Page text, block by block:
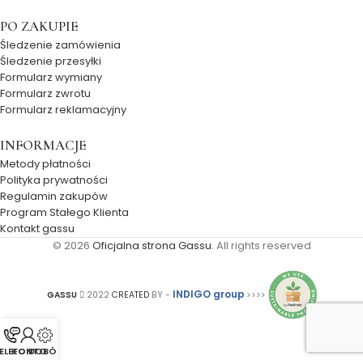
PO ZAKUPIE
Śledzenie zamówienia
Śledzenie przesyłki
Formularz wymiany
Formularz zwrotu
Formularz reklamacyjny
INFORMACJE
Metody płatności
Polityka prywatności
Regulamin zakupów
Program Stałego Klienta
Kontakt gassu
© 2026 Oficjalna strona Gassu. All rights reserved
GASSU 2022 CREATED BY - INDIGO group >>>>
KONTO
DOBÓR